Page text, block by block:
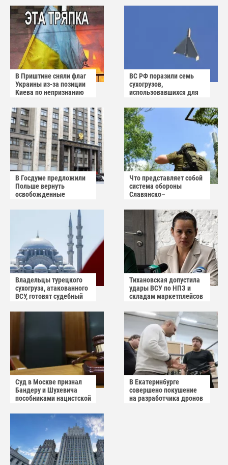
В Приштине сняли флаг
Украины из-за позиции
Киева по непризнанию
ВС РФ поразили семь
сухогрузов,
использовавшихся для
В Госдуме предложили
Польше вернуть
освобожденные
территории
Что представляет собой
система обороны
Славянско–
агломерации
Владельцы турецкого
сухогруза, атакованного
ВСУ, готовят судебный
Тихановская допустила
удары ВСУ по НПЗ и
складам маркетплейсов
Суд в Москве признал
Бандеру и Шухевича
пособниками нацистской
В Екатеринбурге
совершено покушение
на разработчика дронов